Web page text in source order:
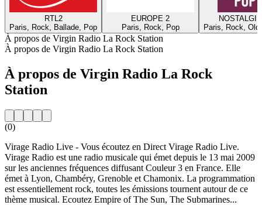
RTL2
Paris, Rock, Ballade, Pop
EUROPE 2
Paris, Rock, Pop
Paris, Rock,
À propos de Virgin Radio La Rock Station
À propos de Virgin Radio La Rock Station
À propos de Virgin Radio La Rock
Station
(0)
Virage Radio Live - Vous écoutez en Direct Virage Radio Live.
Virage Radio est une radio musicale qui émet depuis le 13 mai 2009
sur les anciennes fréquences diffusant Couleur 3 en France. Elle
émet à Lyon, Chambéry, Grenoble et Chamonix. La programmation
est essentiellement rock, toutes les émissions tournent autour de ce
thème musical. Ecoutez Empire of The Sun, The Submarines...